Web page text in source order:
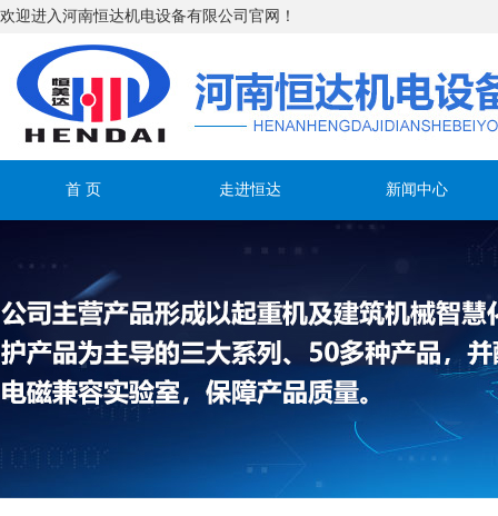
欢迎进入河南恒达机电设备有限公司官网！
首 页 走进恒达 新闻中心